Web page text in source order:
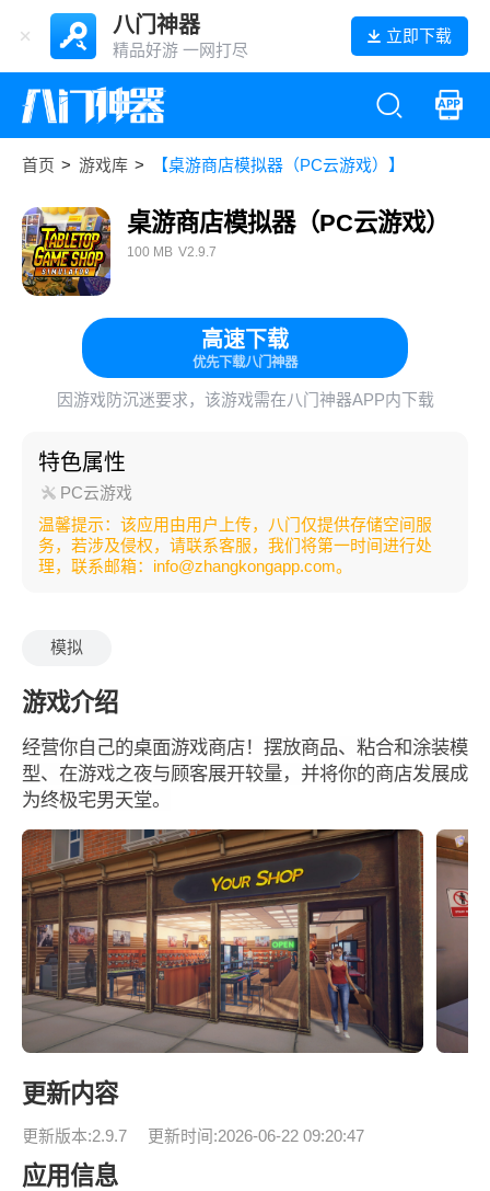
八门神器
精品好游 一网打尽
立即下载
首页 > 游戏库 > 【桌游商店模拟器（PC云游戏）】
桌游商店模拟器（PC云游戏）
100 MB V2.9.7
高速下载
优先下载八门神器
因游戏防沉迷要求，该游戏需在八门神器APP内下载
特色属性
PC云游戏
温馨提示：该应用由用户上传，八门仅提供存储空间服
务，若涉及侵权，请联系客服，我们将第一时间进行处
理，联系邮箱：info@zhangkongapp.com。
模拟
游戏介绍
经营你自己的桌面游戏商店！摆放商品、粘合和涂装模
型、在游戏之夜与顾客展开较量，并将你的商店发展成
为终极宅男天堂。
更新内容
更新版本:2.9.7 更新时间:2026-06-22 09:20:47
应用信息